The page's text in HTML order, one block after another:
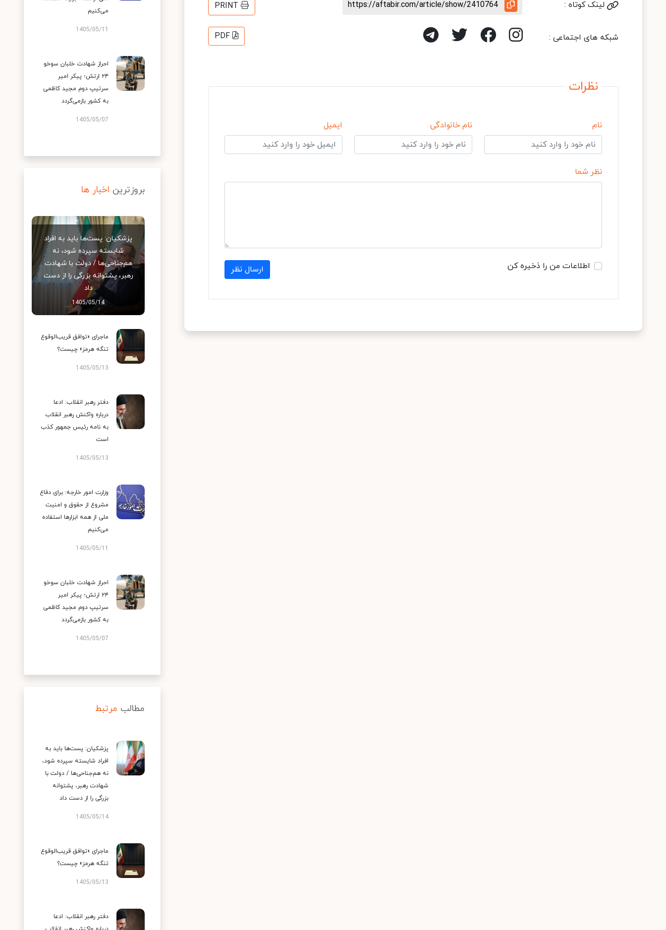
لینک کوتاه : https://aftabir.com/article/show/2410764
PRINT
شبکه های اجتماعی : PDF
نظرات
نام نام خانوادگی ایمیل
نظر شما
اطلاعات من را ذخیره کن ارسال نظر
می‌کنیم
1405/05/11
احراز شهادت خلبان سوخو
۲۴ ارتش؛ پیکر امیر
سرتیپ دوم مجید کاظمی
به کشور بازمی‌گردد
1405/05/07
بروزترین اخبار ها
پزشکیان: پست‌ها باید به افراد
شایسته سپرده شود، نه
هم‌جناحی‌ها / دولت با شهادت
رهبر، پشتوانه بزرگی را از دست
داد
1405/05/14
ماجرای «توافق قریب‌الوقوع
تنگه هرمز» چیست؟
1405/05/13
دفتر رهبر انقلاب: ادعا
درباره واکنش رهبر انقلاب
به نامه رئیس جمهور کذب
است
1405/05/13
وزارت امور خارجه: برای دفاع
مشروع از حقوق و امنیت
ملی از همه ابزارها استفاده
می‌کنیم
1405/05/11
احراز شهادت خلبان سوخو
۲۴ ارتش؛ پیکر امیر
سرتیپ دوم مجید کاظمی
به کشور بازمی‌گردد
1405/05/07
مطالب مرتبط
پزشکیان: پست‌ها باید به
افراد شایسته سپرده شود،
نه هم‌جناحی‌ها / دولت با
شهادت رهبر، پشتوانه
بزرگی را از دست داد
1405/05/14
ماجرای «توافق قریب‌الوقوع
تنگه هرمز» چیست؟
1405/05/13
دفتر رهبر انقلاب: ادعا